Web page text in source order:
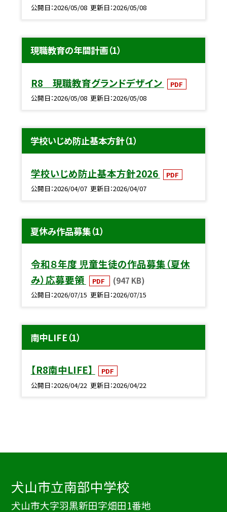
公開日 2026/05/08 更新日 2026/05/08
現職教育の年間計画（1）
R8 現職教育グランドデザイン
PDF
公開日 2026/05/08 更新日 2026/05/08
学校いじめ防止基本方針（1）
学校いじめ防止基本方針2026
PDF
公開日 2026/04/07 更新日 2026/04/07
夏休み作品募集（1）
令和８年度 児童生徒の作品募集（夏休
み）応募要領
PDF (947 KB)
公開日 2026/07/15 更新日 2026/07/15
南中LIFE（1）
【R8南中LIFE】
PDF
公開日 2026/04/22 更新日 2026/04/22
犬山市立南部中学校
犬山市大字羽黒新田字畑田1番地